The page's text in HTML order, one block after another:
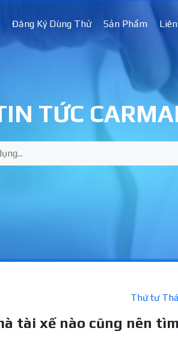
Đăng Ký Dùng Thử Sản Phẩm
TỨC
Thứ tư
tài xế nào cũng nên